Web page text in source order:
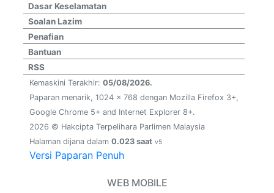
Dasar Keselamatan
Soalan Lazim
Penafian
Bantuan
RSS
Kemaskini Terakhir: 05/08/2026.
Paparan menarik, 1024 x 768 dengan Mozilla Firefox 3+,
Google Chrome 5+ and Internet Explorer 8+.
2026 © Hakcipta Terpelihara Parlimen Malaysia
Halaman dijana dalam 0.023 saat v5
Versi Paparan Penuh
WEB MOBILE